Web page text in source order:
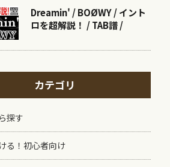
Dreamin' / BOØWY / イント
ロを超解説！ / TAB譜 /
カテゴリ
探す
る！初心者向け